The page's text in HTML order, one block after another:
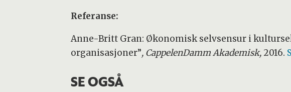
Referanse:
Anne-Britt Gran: Økonomisk selvsensur i
organisasjoner”, CappelenDamm Akademisk,2016.
SE OGSÅ